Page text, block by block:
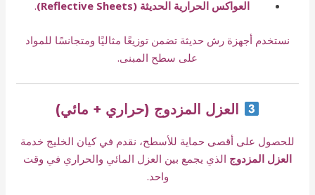
العواكس الحرارية الحديثة (Reflective Sheets) .
نستخدم أجهزة رش حديثة تضمن توزيعًا مثاليًا ومتجانسًا للمواد
على سطح المبنى.
العزل المزدوج (حراري + مائي)
للحصول على أقصى حماية للأسطح، نقدم في كيان الخليج خدمة
العزل المزدوج الذي يجمع بين العزل المائي والحراري في وقت
واحد.